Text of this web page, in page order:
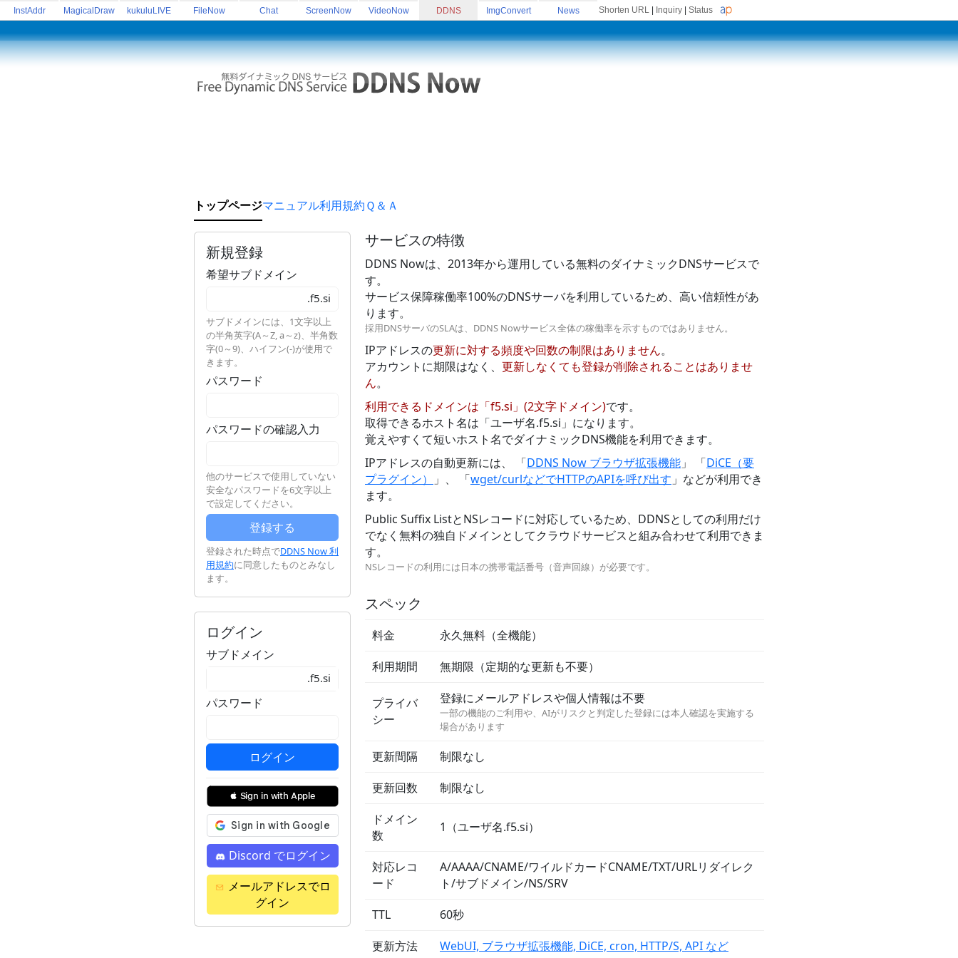
InstAddr MagicalDraw kukuluLIVE FileNow Chat ScreenNow VideoNow DDNS ImgConvert News Shorten URL Inquiry Status
トップページマニュアル利用規約Ｑ＆Ａ
新規登録
希望サブドメイン
.f5.si
サブドメインには、1文字以上
の半角英字(A～Z, a～z)、半角数
字(0～9)、ハイフン(-)が使用で
きます。
パスワード
パスワードの確認入力
他のサービスで使用していない
安全なパスワードを6文字以上
で設定してください。
登録された時点でDDNS Now 利
用規約に同意したものとみなし
ます。
ログイン
サブドメイン
.f5.si
パスワード
 Sign in with Apple
Discord でログイン
メールアドレスでロ
グイン
サービスの特徴
DDNS Nowは、2013年から運用している無料のダイナミックDNSサービスで
す。
サービス保障稼働率100%のDNSサーバを利用しているため、高い信頼性があ
ります。
採用DNSサーバのSLAは、DDNS Nowサービス全体の稼働率を示すものではありません。
IPアドレスの更新に対する頻度や回数の制限はありません。
アカウントに期限はなく、 更新しなくても登録が削除されることはありませ
ん。
利用できるドメインは「f5.si」(2文字ドメイン)です。
取得できるホスト名は「ユーザ名.f5.si」になります。
覚えやすくて短いホスト名でダイナミックDNS機能を利用できます。
IPアドレスの自動更新には、 「DDNS Now ブラウザ拡張機能 」 「DiCE（要
プラグイン）
」、 「wget/curlなどでHTTPのAPIを呼び出す 」などが利用でき
ます。
Public Suffix ListとNSレコードに対応しているため、DDNSとしての利用だけ
でなく無料の独自ドメインとしてクラウドサービスと組み合わせて利用できま
す。
NSレコードの利用には日本の携帯電話番号（音声回線）が必要です。
スペック
料金
永久無料（全機能）
利用期間
無期限（定期的な更新も不要）
プライバ
シー
登録にメールアドレスや個人情報は不要
一部の機能のご利用や、AIがリスクと判定した登録には本人確認を実施する
場合があります
更新間隔
制限なし
更新回数
制限なし
ドメイン
数
1（ユーザ名.f5.si）
対応レコ
ード
A/AAAA/CNAME/ワイルドカードCNAME/TXT/URLリダイレク
ト/サブドメイン/NS/SRV
TTL
60秒
更新方法
WebUI, ブラウザ拡張機能, DiCE, cron, HTTP/S, API など